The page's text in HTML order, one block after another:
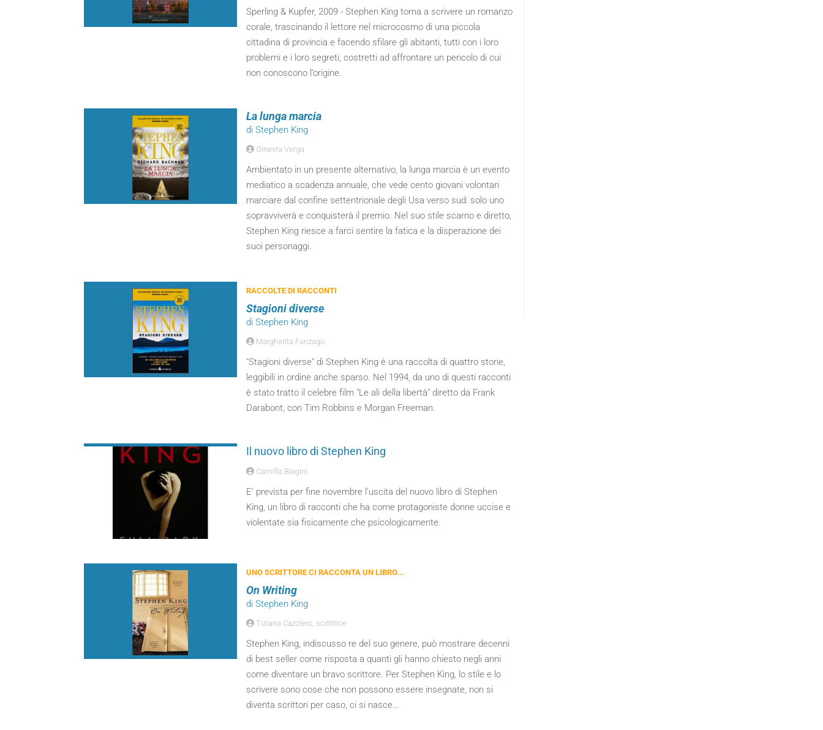
Sperling & Kupfer, 2009 - Stephen King torna a scrivere un romanzo
corale, trascinando il lettore nel microcosmo di una piccola
cittadina di provincia e facendo sfilare gli abitanti, tutti con i loro
problemi e i loro segreti, costretti ad affrontare un pericolo di cui
non conoscono l’origine.
La lunga marcia
di Stephen King
Ginevra Verga
Ambientato in un presente alternativo, la lunga marcia è un evento
mediatico a scadenza annuale, che vede cento giovani volontari
marciare dal confine settentrionale degli Usa verso sud: solo uno
sopravviverà e conquisterà il premio. Nel suo stile scarno e diretto,
Stephen King riesce a farci sentire la fatica e la disperazione dei
suoi personaggi.
RACCOLTE DI RACCONTI
Stagioni diverse
di Stephen King
Margherita Fanzago
"Stagioni diverse" di Stephen King è una raccolta di quattro storie,
leggibili in ordine anche sparso. Nel 1994, da uno di questi racconti
è stato tratto il celebre film "Le ali della libertà" diretto da Frank
Darabont, con Tim Robbins e Morgan Freeman.
Il nuovo libro di Stephen King
Camilla Biagini
E’ prevista per fine novembre l’uscita del nuovo libro di Stephen
King, un libro di racconti che ha come protagoniste donne uccise e
violentate sia fisicamente che psicologicamente.
UNO SCRITTORE CI RACCONTA UN LIBRO...
On Writing
di Stephen King
Tiziana Cazziero, scrittrice
Stephen King, indiscusso re del suo genere, può mostrare decenni
di best seller come risposta a quanti gli hanno chiesto negli anni
come diventare un bravo scrittore. Per Stephen King, lo stile e lo
scrivere sono cose che non possono essere insegnate, non si
diventa scrittori per caso, ci si nasce…